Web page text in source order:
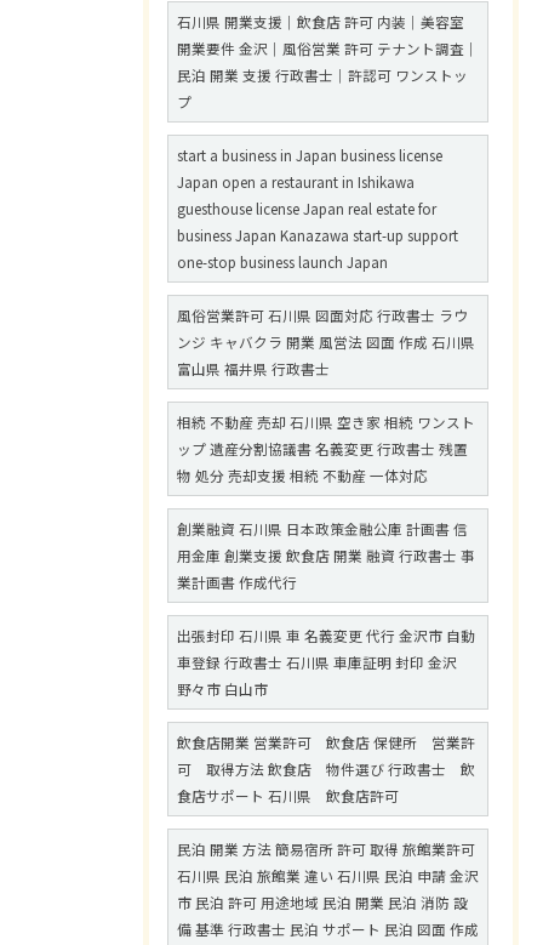
石川県 開業支援｜飲食店 許可 内装｜美容室
開業要件 金沢｜風俗営業 許可 テナント調査｜
民泊 開業 支援 行政書士｜許認可 ワンストッ
プ
start a business in Japan business license
Japan open a restaurant in Ishikawa
guesthouse license Japan real estate for
business Japan Kanazawa start-up support
one-stop business launch Japan
風俗営業許可 石川県 図面対応 行政書士 ラウ
ンジ キャバクラ 開業 風営法 図面 作成 石川県
富山県 福井県 行政書士
相続 不動産 売却 石川県 空き家 相続 ワンスト
ップ 遺産分割協議書 名義変更 行政書士 残置
物 処分 売却支援 相続 不動産 一体対応
創業融資 石川県 日本政策金融公庫 計画書 信
用金庫 創業支援 飲食店 開業 融資 行政書士 事
業計画書 作成代行
出張封印 石川県 車 名義変更 代行 金沢市 自動
車登録 行政書士 石川県 車庫証明 封印 金沢
野々市 白山市
飲食店開業 営業許可 飲食店 保健所 営業許
可 取得方法 飲食店 物件選び 行政書士 飲
食店サポート 石川県 飲食店許可
民泊 開業 方法 簡易宿所 許可 取得 旅館業許可
石川県 民泊 旅館業 違い 石川県 民泊 申請 金沢
市 民泊 許可 用途地域 民泊 開業 民泊 消防 設
備 基準 行政書士 民泊 サポート 民泊 図面 作成